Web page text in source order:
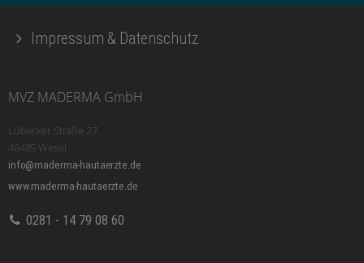
Impressum & Datenschutz
MVZ MADERMA GmbH
Lübecker Straße 27
46485 Wesel
info@maderma-hautaerzte.de
www.maderma-hautaerzte.de
0281 - 14 79 08 60